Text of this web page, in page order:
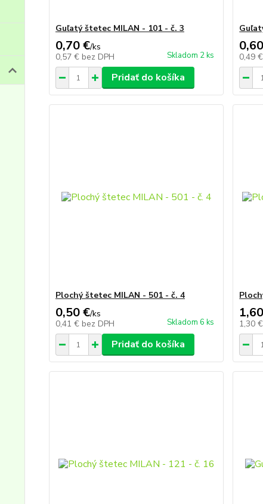
Guľatý štetec MILAN - 101 - č. 3
0,70 €/ks
0,57 € bez DPH Skladom 2 ks
Pridať do košíka
0,49 €
Plochý štetec MILAN - 501 - č. 4
0,50 €/ks
0,41 € bez DPH Skladom 6 ks
Pridať do košíka
1,30 €